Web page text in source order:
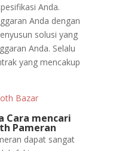
Anda.
Anda dengan
solusi yang
Anda. Selalu
yang mencakup
Bazar
Cara mencari
Pameran
dapat sangat